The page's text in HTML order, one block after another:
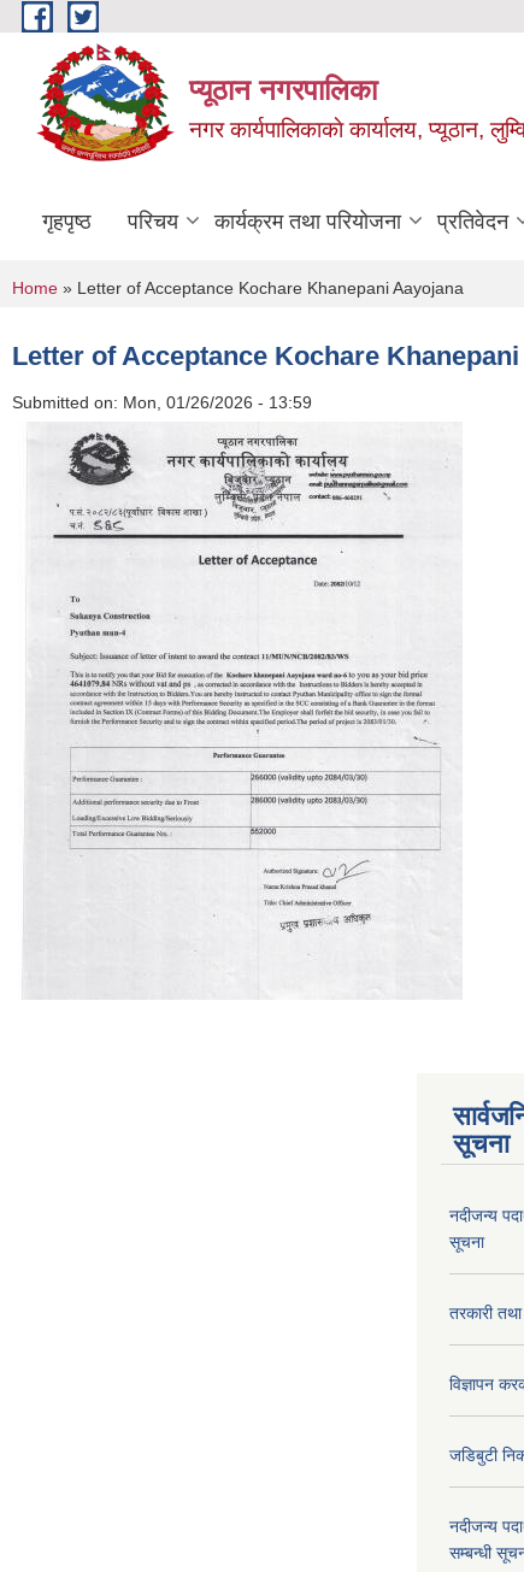
Skip to main content
प्यूठान नगरपालिका
नगर कार्यपालिकाकाे कार्यालय, प्यूठान,
गृहपृष्ठ परिचय कार्यक्रम तथा परियोजना प्रतिवेदन
You are here
Home » Letter of Acceptance Kochare Khanepani Aayojana
Letter of Acceptance Kochare
Submitted on: Mon, 01/26/2026 - 13:59
सूचना
नदीजन्य
सूचना
तरकारी
विज्ञापन
जडिबुटी
नदीजन्य
सम्बन्धी